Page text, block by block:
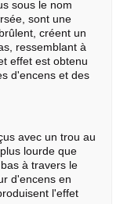
sous le nom
sont une
créent un
ressemblant à
effet est obtenu
d'encens et des
avec un trou au
lourde que
à travers le
d'encens en
l'effet